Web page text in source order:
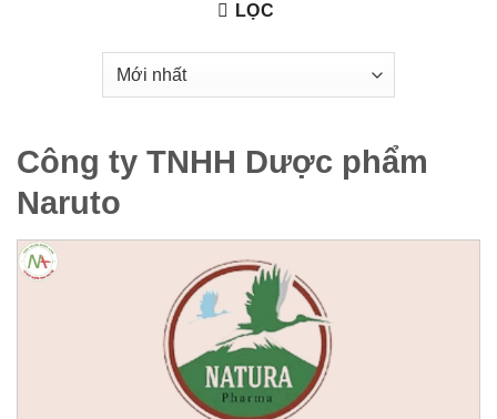
LỌC
Công ty TNHH Dược phẩm
Naruto